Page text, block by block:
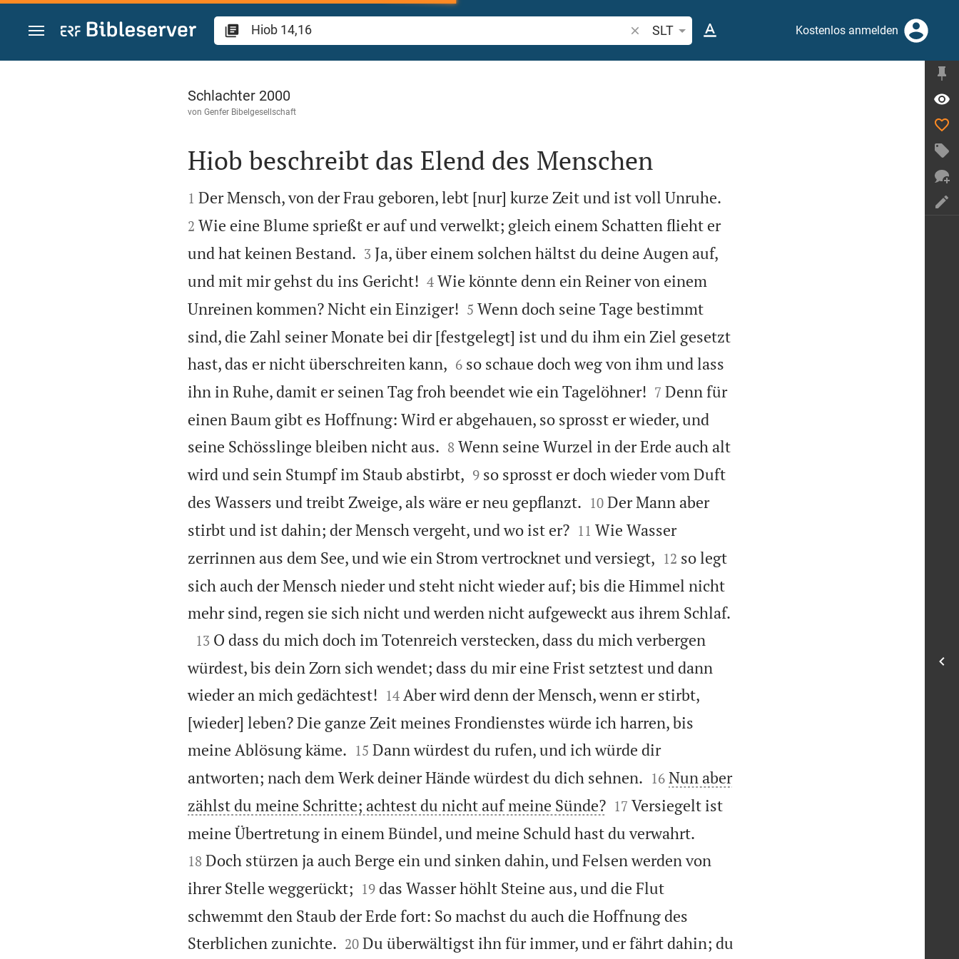
Zum Inhalt springen
Bibelstelle oder Begriff suchen
SLT Kostenlos anmelden
Hiob 14
Schlachter 2000
von Genfer Bibelgesellschaft

Hiob beschreibt das Elend des Menschen

1 Der Mensch, von der Frau geboren, lebt [nur] kurze Zeit und ist voll Unruhe.
2 Wie eine Blume sprießt er auf und verwelkt; gleich einem Schatten flieht er
und hat keinen Bestand.
3 Ja, über einem solchen hältst du deine Augen auf,
und mit mir gehst du ins Gericht!
4 Wie könnte denn ein Reiner von einem
Unreinen kommen? Nicht ein Einziger!
5 Wenn doch seine Tage bestimmt
sind, die Zahl seiner Monate bei dir [festgelegt] ist und du ihm ein Ziel gesetzt
hast, das er nicht überschreiten kann,
6 so schaue doch weg von ihm und lass
ihn in Ruhe, damit er seinen Tag froh beendet wie ein Tagelöhner!
7 Denn für
einen Baum gibt es Hoffnung: Wird er abgehauen, so sprosst er wieder, und
seine Schösslinge bleiben nicht aus.
8 Wenn seine Wurzel in der Erde auch alt
wird und sein Stumpf im Staub abstirbt,
9 so sprosst er doch wieder vom Duft
des Wassers und treibt Zweige, als wäre er neu gepflanzt.
10 Der Mann aber
stirbt und ist dahin; der Mensch vergeht, und wo ist er?
11 Wie Wasser
zerrinnen aus dem See, und wie ein Strom vertrocknet und versiegt,
12 so legt
sich auch der Mensch nieder und steht nicht wieder auf; bis die Himmel nicht
mehr sind, regen sie sich nicht und werden nicht aufgeweckt aus ihrem Schlaf.

13 O dass du mich doch im Totenreich verstecken, dass du mich verbergen
würdest, bis dein Zorn sich wendet; dass du mir eine Frist setztest und dann
wieder an mich gedächtest!
14 Aber wird denn der Mensch, wenn er stirbt,
[wieder] leben? Die ganze Zeit meines Frondienstes würde ich harren, bis
meine Ablösung käme.
15 Dann würdest du rufen, und ich würde dir
antworten; nach dem Werk deiner Hände würdest du dich sehnen.
16 Nun aber
zählst du meine Schritte; achtest du nicht auf meine Sünde?
17 Versiegelt ist
meine Übertretung in einem Bündel, und meine Schuld hast du verwahrt.
18 Doch stürzen ja auch Berge ein und sinken dahin, und Felsen werden von
ihrer Stelle weggerückt;
19 das Wasser höhlt Steine aus, und die Flut
schwemmt den Staub der Erde fort: So machst du auch die Hoffnung des
Sterblichen zunichte.
20 Du überwältigst ihn für immer, und er fährt dahin; du